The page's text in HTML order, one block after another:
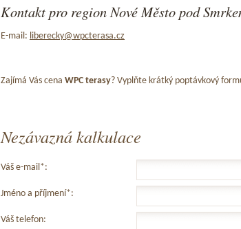
Kontakt pro region Nové Město pod
E-mail: liberecky@wpcterasa.cz
Zajímá Vás cena WPC terasy? Vyplňte krátký poptávkový
Nezávazná kalkulace
Váš e-mail*:
Jméno a příjmení*:
Váš telefon: